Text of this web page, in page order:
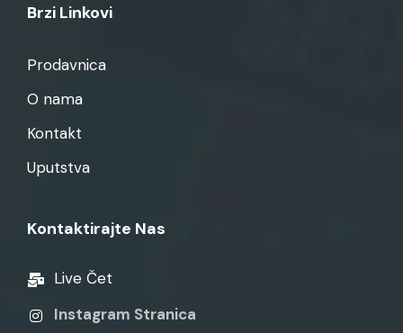
Brzi Linkovi
Prodavnica
O nama
Kontakt
Uputstva
Kontaktirajte Nas
Live Čet
Instagram Stranica